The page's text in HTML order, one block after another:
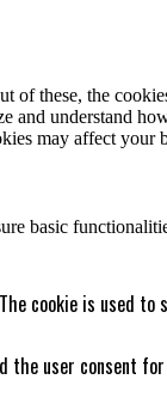
these, the
understand
may affect your
basic
cookie is used
the user consent